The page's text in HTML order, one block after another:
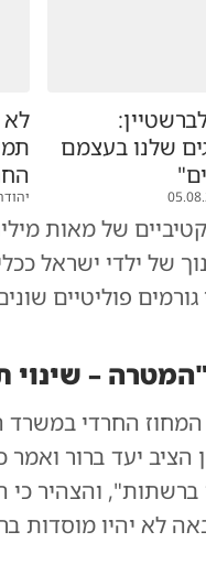
שלנו בעצמם
לא
של מאות
של ילדי ישראל
פוליטיים
– שינוי
החרדי במשרד
יעד ברור ואמר
ברשתות", והצהיר
לא יהיו מוסדות